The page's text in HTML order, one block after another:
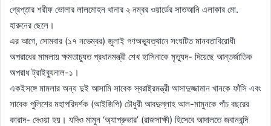
গ্রেপ্তার শরীফ ভোলার লালমোহন থানার ২ নম্বর ওয়ার্ডের সাতআনি এলাকার মো.
হারুনের ছেলে।
এর আগে, সোমবার (১৭ নভেম্বর) জুলাই গণঅভ্যুত্থানে সংঘটিত মানবতাবিরোধী
অপরাধের মামলায় ক্ষমতাচ্যুত প্রধানমন্ত্রী শেখ হাসিনাকে মৃত্যুদ- দিয়েছে আন্তর্জাতিক
অপরাধ ট্রাইব্যুনাল-১।
একইসঙ্গে মামলার অন্য দুই আসামি সাবেক স্বরাষ্ট্রমন্ত্রী আসাদুজ্জামান খানকে ফাঁসি এবং
সাবেক পুলিশের মহাপরিদর্শক (আইজিপি) চৌধুরী আবদুল্লাহ আল-মামুনকে পাঁচ বছরের
কারাদ- দেওয়া হয়। যদিও মামুন ‘অ্যাপ্রুভার’ (রাজসাক্ষী) হিসেবে আদালতে জবানবন্দি